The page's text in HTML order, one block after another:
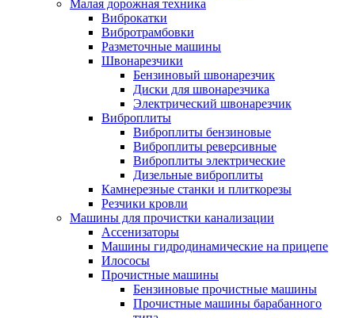
Малая дорожная техника
Виброкатки
Вибротрамбовки
Разметочные машины
Швонарезчики
Бензиновый швонарезчик
Диски для швонарезчика
Электрический швонарезчик
Виброплиты
Виброплиты бензиновые
Виброплиты реверсивные
Виброплиты электрические
Дизельные виброплиты
Камнерезные станки и плиткорезы
Резчики кровли
Машины для прочистки канализации
Ассенизаторы
Машины гидродинамические на прицепе
Илососы
Прочистные машины
Бензиновые прочистные машины
Прочистные машины барабанного